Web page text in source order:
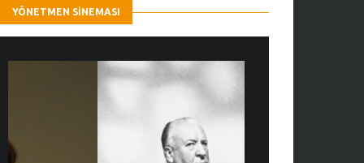
YÖNETMEN SINEMASI